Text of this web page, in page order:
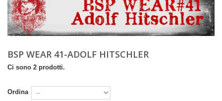
BSP WEAR 41-ADOLF HITSCHLER
Ci sono 2 prodotti.
Ordina